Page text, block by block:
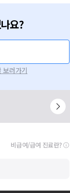
요?
보러가기
비급여/급여 진료란?